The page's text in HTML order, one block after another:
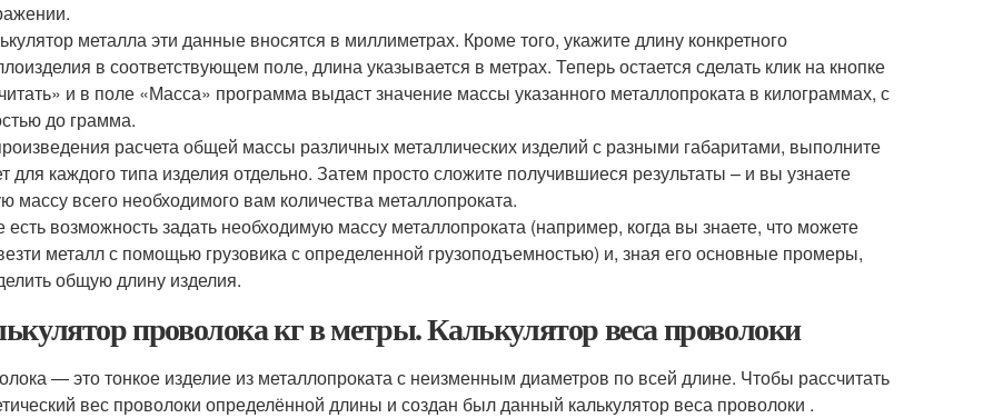
металла эти данные вносятся в миллиметрах. Кроме того, укажите длину конкретного
в соответствующем поле, длина указывается в метрах. Теперь остается сделать клик на кнопке
и в поле «Масса» программа выдаст значение массы указанного металлопроката в килограммах, с
до грамма.
расчета общей массы различных металлических изделий с разными габаритами, выполните
для каждого типа изделия отдельно. Затем просто сложите получившиеся результаты – и вы узнаете
массу всего необходимого вам количества металлопроката.
есть возможность задать необходимую массу металлопроката (например, когда вы знаете, что можете
металл с помощью грузовика с определенной грузоподъемностью) и, зная его основные промеры,
общую длину изделия.
проволока кг в метры. Калькулятор веса проволоки
— это тонкое изделие из металлопроката с неизменным диаметров по всей длине. Чтобы рассчитать
вес проволоки определённой длины и создан был данный калькулятор веса проволоки .